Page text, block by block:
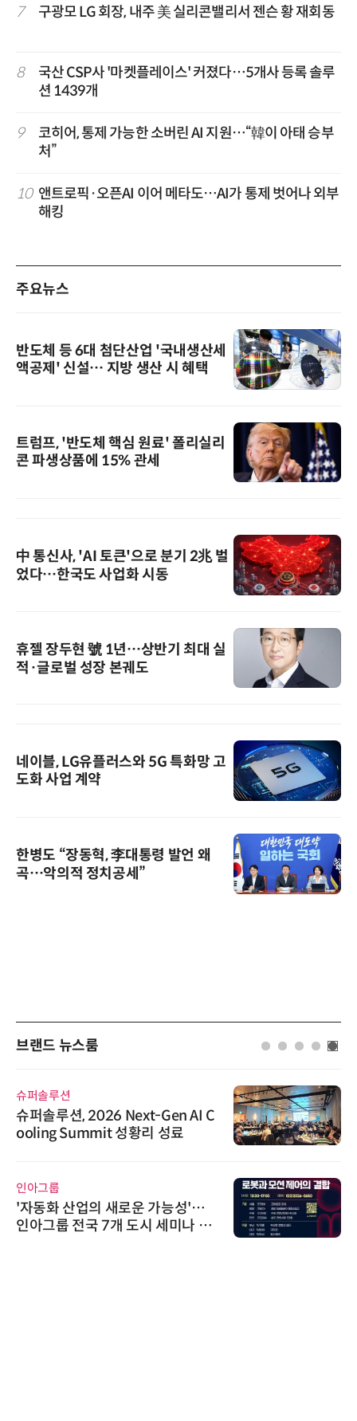
7 구광모 LG 회장, 내주 美 실리콘밸리서 젠슨 황 재회동
8
국산 CSP사 '마켓플레이스' 커졌다…5개사 등록 솔루
션 1439개
9
코히어, 통제 가능한 소버린 AI 지원…“韓이 아태 승부
처”
10 앤트로픽·오픈AI 이어 메타도…AI가 통제 벗어나 외부
해킹
주요뉴스
반도체 등 6대 첨단산업 '국내생산세
액공제' 신설… 지방 생산 시 혜택
트럼프, '반도체 핵심 원료' 폴리실리
콘 파생상품에 15% 관세
中 통신사, 'AI 토큰'으로 분기 2兆 벌
었다…한국도 사업화 시동
휴젤 장두현 號 1년…상반기 최대 실
적·글로벌 성장 본궤도
네이블, LG유플러스와 5G 특화망 고
도화 사업 계약
한병도 “장동혁, 李대통령 발언 왜
곡…악의적 정치공세”
브랜드 뉴스룸
슈퍼솔루션
슈퍼솔루션, 2026 Next-Gen AI C
ooling Summit 성황리 성료
인아그룹
'자동화 산업의 새로운 가능성'…
인아그룹 전국 7개 도시 세미나 페